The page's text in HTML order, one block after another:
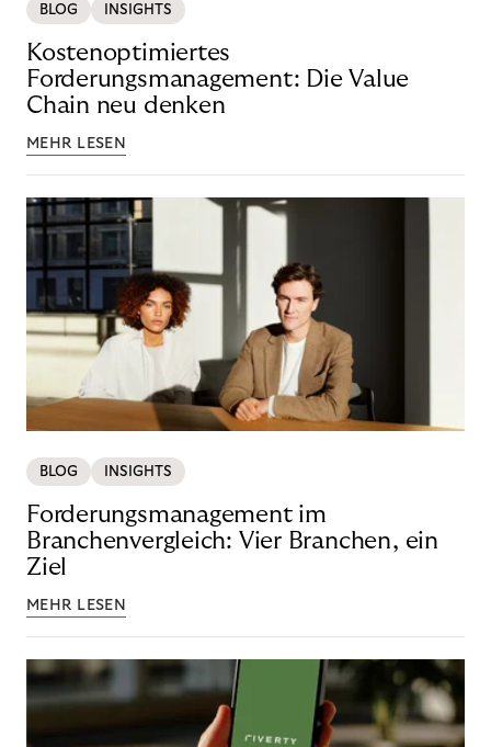
BLOG INSIGHTS
Kostenoptimiertes
Forderungsmanagement: Die Value
Chain neu denken
MEHR LESEN
BLOG INSIGHTS
Forderungsmanagement im
Branchenvergleich: Vier Branchen, ein
Ziel
MEHR LESEN